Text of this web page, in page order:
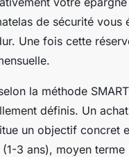
de sécurité vous
Une fois cette
la méthode
définis. Un
un objectif concret
3 ans), moyen